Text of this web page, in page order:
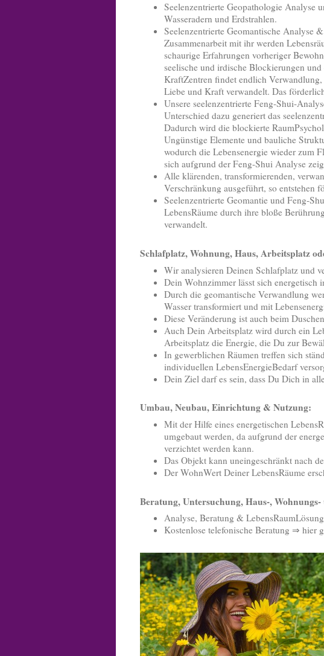
Seelenzentrierte Geopathologie Analyse
Wasseradern und Erdstrahlen.
Seelenzentrierte Geomantische Analyse
Zusammenarbeit mit ihr werden
schaurige Erfahrungen vorheriger
seelische und irdische Blockierungen
KraftZentren findet endlich
Liebe und Kraft verwandelt. Das
Unsere seelenzentrierte Feng-Shui-
Unterschied dazu generiert das
Dadurch wird die blockierte
Ungünstige Elemente und bauliche
wodurch die Lebensenergie wieder zum
sich aufgrund der Feng-Shui Analyse
Alle klärenden, transformierenden,
Verschränkung ausgeführt, so entstehen
Seelenzentrierte Geomantie und Feng-
LebensRäume durch ihre bloße
verwandelt.
Schlafplatz, Wohnung, Haus, Arbeitsplatz
Wir analysieren Deinen Schlafplatz und
Dein Wohnzimmer lässt sich energetisch
Durch die geomantische Verwandlung
Wasser transformiert und mit
Diese Veränderung ist auch beim
Auch Dein Arbeitsplatz wird durch ein
Arbeitsplatz die Energie, die Du zur
In gewerblichen Räumen treffen sich
individuellen LebensEnergieBedarf
Dein Ziel darf es sein, dass Du Dich in
Umbau, Neubau, Einrichtung & Nutzung:
Mit der Hilfe eines energetischen
umgebaut werden, da aufgrund der
verzichtet werden kann.
Das Objekt kann uneingeschränkt nach
Der WohnWert Deiner LebensRäume
Beratung, Untersuchung, Haus-,
Analyse, Beratung &
Kostenlose telefonische Beratung ⇒ hier